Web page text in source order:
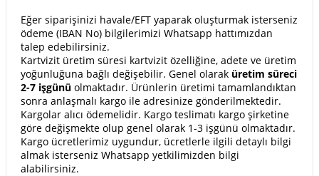
Eğer siparişinizi havale/EFT yaparak oluşturmak isterseniz
ödeme (IBAN No) bilgilerimizi Whatsapp hattımızdan
talep edebilirsiniz.
Kartvizit üretim süresi kartvizit özelliğine, adete ve üretim
yoğunluğuna bağlı değişebilir. Genel olarak üretim süreci
2-7 işgünü olmaktadır. Ürünlerin üretimi tamamlandıktan
sonra anlaşmalı kargo ile adresinize gönderilmektedir.
Kargolar alıcı ödemelidir. Kargo teslimatı kargo şirketine
göre değişmekte olup genel olarak 1-3 işgünü olmaktadır.
Kargo ücretlerimiz uygundur, ücretlerle ilgili detaylı bilgi
almak isterseniz Whatsapp yetkilimizden bilgi
alabilirsiniz.